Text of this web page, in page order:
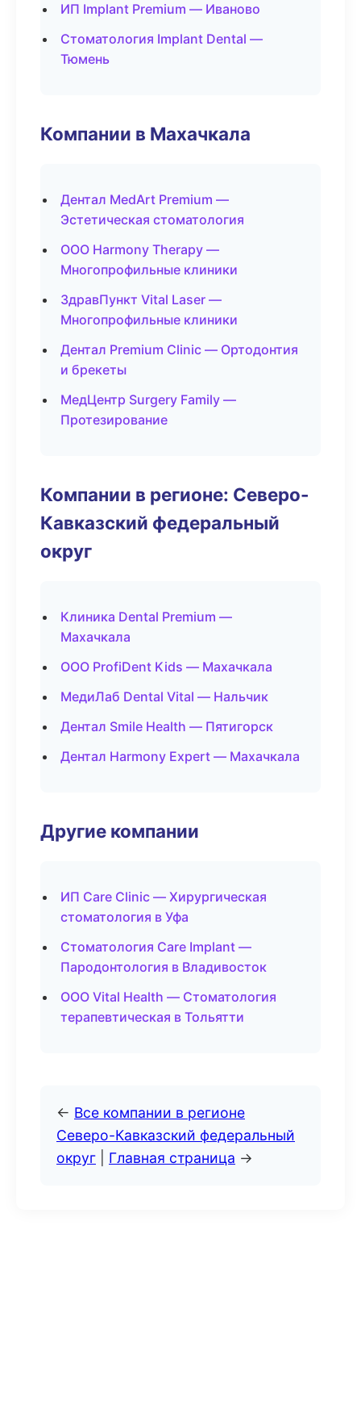
ИП Implant Premium — Иваново
Стоматология Implant Dental —
Тюмень
Компании в Махачкала
Дентал MedArt Premium —
Эстетическая стоматология
ООО Harmony Therapy —
Многопрофильные клиники
ЗдравПункт Vital Laser —
Многопрофильные клиники
Дентал Premium Clinic — Ортодонтия
и брекеты
МедЦентр Surgery Family —
Протезирование
Компании в регионе: Северо-
Кавказский федеральный
округ
Клиника Dental Premium —
Махачкала
ООО ProfiDent Kids — Махачкала
МедиЛаб Dental Vital — Нальчик
Дентал Smile Health — Пятигорск
Дентал Harmony Expert — Махачкала
Другие компании
ИП Care Clinic — Хирургическая
стоматология в Уфа
Стоматология Care Implant —
Пародонтология в Владивосток
ООО Vital Health — Стоматология
терапевтическая в Тольятти
← Все компании в регионе
Северо-Кавказский федеральный
округ
Главная страница →